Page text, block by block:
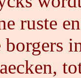
ruste